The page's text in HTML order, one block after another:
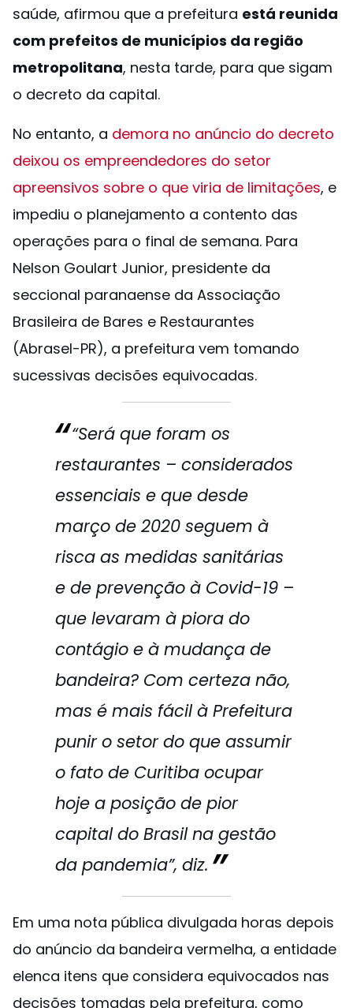
saúde, afirmou que a prefeitura está reunida
com prefeitos de municípios da região
metropolitana, nesta tarde, para que sigam
o decreto da capital.
No entanto, a demora no anúncio do decreto
deixou os empreendedores do setor
apreensivos sobre o que viria de limitações, e
impediu o planejamento a contento das
operações para o final de semana. Para
Nelson Goulart Junior, presidente da
seccional paranaense da Associação
Brasileira de Bares e Restaurantes
(Abrasel-PR), a prefeitura vem tomando
sucessivas decisões equivocadas.
“Será que foram os
restaurantes – considerados
essenciais e que desde
março de 2020 seguem à
risca as medidas sanitárias
e de prevenção à Covid-19 –
que levaram à piora do
contágio e à mudança de
bandeira? Com certeza não,
mas é mais fácil à Prefeitura
punir o setor do que assumir
o fato de Curitiba ocupar
hoje a posição de pior
capital do Brasil na gestão
da pandemia”, diz.
Em uma nota pública divulgada horas depois
do anúncio da bandeira vermelha, a entidade
elenca itens que considera equivocados nas
decisões tomadas pela prefeitura, como